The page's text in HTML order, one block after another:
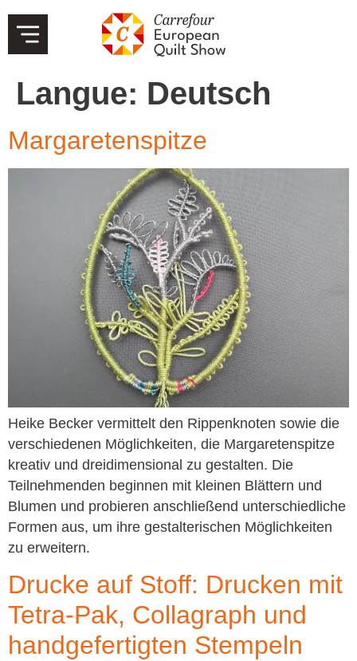
Langue: Deutsch
Margaretenspitze
Heike Becker vermittelt den Rippenknoten sowie die
verschiedenen Möglichkeiten, die Margaretenspitze
kreativ und dreidimensional zu gestalten. Die
Teilnehmenden beginnen mit kleinen Blättern und
Blumen und probieren anschließend unterschiedliche
Formen aus, um ihre gestalterischen Möglichkeiten
zu erweitern.
Drucke auf Stoff: Drucken mit
Tetra-Pak, Collagraph und
handgefertigten Stempeln